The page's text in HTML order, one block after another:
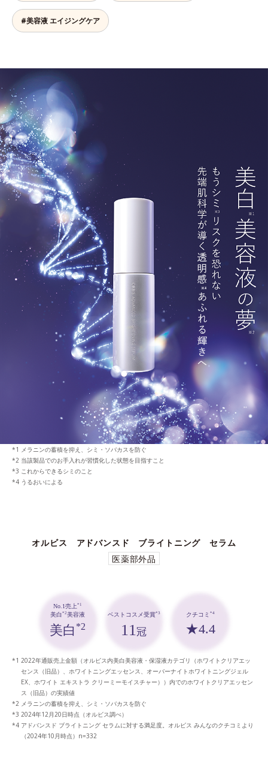
#美容液 エイジングケア
メラニンの蓄積を抑え、シミ・ソバカスを防ぐ
当該製品でのお手入れが習慣化した状態を目指すこと
これからできるシミのこと
うるおいによる
オルビス アドバンスド ブライトニング セラム
医薬部外品
No.1売上*1
美白*2美容液
美白 *2
ベストコスメ受賞*3
11冠
クチコミ *4
★4.4
2022年通販売上金額（オルビス内美白美容液・保湿液カテゴリ（ホワイトクリアエッ
センス（旧品）、ホワイトニングエッセンス、オーバーナイトホワイトニングジェル
EX、ホワイト エキストラ クリーミーモイスチャー））内でのホワイトクリアエッセン
ス（旧品）の実績値
メラニンの蓄積を抑え、シミ・ソバカスを防ぐ
2024年12月20日時点（オルビス調べ）
アドバンスド ブライトニング セラムに対する満足度。オルビス みんなのクチコミより
（2024年10月時点）n=332